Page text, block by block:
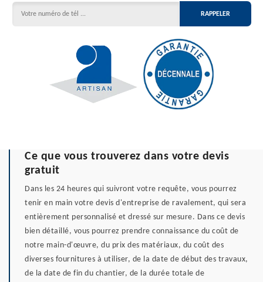
Ce que vous trouverez dans votre devis
gratuit
Dans les 24 heures qui suivront votre requête, vous pourrez
tenir en main votre devis d'entreprise de ravalement, qui sera
entièrement personnalisé et dressé sur mesure. Dans ce devis
bien détaillé, vous pourrez prendre connaissance du coût de
notre main-d'œuvre, du prix des matériaux, du coût des
diverses fournitures à utiliser, de la date de début des travaux,
de la date de fin du chantier, de la durée totale de